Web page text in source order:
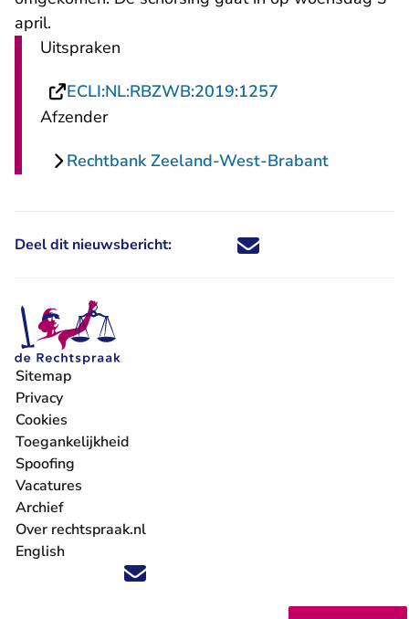
april.
Uitspraken
ECLI:NL:RBZWB:2019:1257
Afzender
Rechtbank Zeeland-West-Brabant
Deel dit nieuwsbericht: Deel dit nieuwsbericht via X -
Deel dit nieuwsbericht via
Deel dit nieuwsbericht
Deel dit
Volg ons op X (Twitter) - U verlaat Rechtspraak.nl
Volg ons op Facebook - U verlaat Rechtspraak.nl
Volg ons op Instagram - U verlaat Rechtspraak.nl
Volg ons op Youtube - U verlaat Rechtspraak.nl
Volg ons op LinkedIn - U verlaat
'Blijf op de hoogte' nieuwsbrief - U verlaat
Sitemap
Privacy
Cookies
Toegankelijkheid
Spoofing
Vacatures
- U verlaat Rechtspraak.nl
Archief
Over rechtspraak.nl
English